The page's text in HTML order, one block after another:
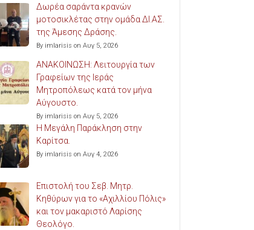
Δωρέα σαράντα κρανών
μοτοσικλέτας στην ομάδα ΔΙ.ΑΣ.
της Άμεσης Δράσης.
By imlarisis on Αυγ 5, 2026
ΑΝΑΚΟΙΝΩΣΗ: Λειτουργία των
Γραφείων της Ιεράς
Μητροπόλεως κατά τον μήνα
Αύγουστο.
By imlarisis on Αυγ 5, 2026
Η Μεγάλη Παράκληση στην
Καρίτσα.
By imlarisis on Αυγ 4, 2026
Επιστολή του Σεβ. Μητρ.
Κηθύρων για το «Αχιλλίου Πόλις»
και τον μακαριστό Λαρίσης
Θεολόγο.